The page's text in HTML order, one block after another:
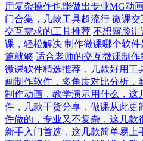
用复杂操作也能做出专业MG动
门合集，几款工具超流行 微课交
交互需求的工具推荐 不想露脸
课，轻松解决 制作微课哪个软
篇就够 适合老师的交互微课制
微课软件精选推荐，几款好用工
画制作软件，多角度对比分析，
制作动画，教学演示用什么，这
件，几款干货分享，做课从此更
件做的，专业又不复杂，这几款
新手入门首选，这几款简单易上